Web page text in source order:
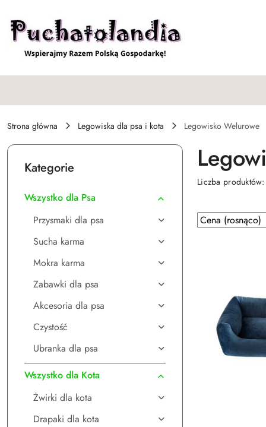
Strona główna Legowiska dla psa i kota Legowisko Welurowe
Kategorie
Wszystko dla Psa
Przysmaki dla psa
Sucha karma
Mokra karma
Zabawki dla psa
Akcesoria dla psa
Czystość
Ubranka dla psa
Wszystko dla Kota
Żwirki dla kota
Drapaki dla kota
Liczba
Zastosowano
sortowanie:
Sortuj
według